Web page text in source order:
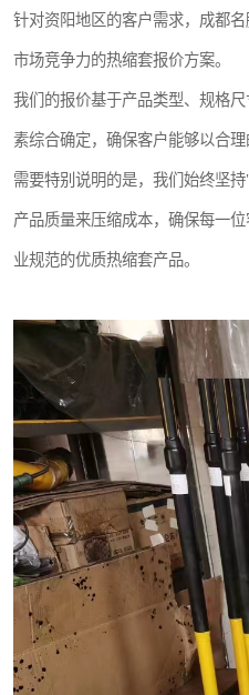
针对资阳地区的客户需求，成都
市场竞争力的热缩套报价方案。
我们的报价基于产品类型、规格
素综合确定，确保客户能够以合理
需要特别说明的是，我们始终坚
产品质量来压缩成本，确保每一
业规范的优质热缩套产品。